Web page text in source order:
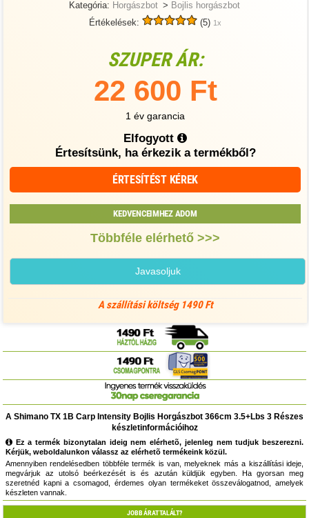
Kategória: Horgászbot > Bojlis horgászbot
Értékelések:
(5) 1x
SZUPER ÁR:
22 600 Ft
1 év garancia
Elfogyott
Értesítsünk, ha érkezik a termékből?
ÉRTESÍTÉST KÉREK
KEDVENCEIMHEZ ADOM
Többféle elérhető >>>
Javasoljuk
A szállítási költség 1490 Ft
A Shimano TX 1B Carp Intensity Bojlis Horgászbot 366cm 3.5+Lbs 3 Részes
készletinformációihoz
Ez a termék bizonytalan ideig nem elérhetõ, jelenleg nem tudjuk beszerezni.
Kérjük, weboldalunkon válassz az elérhetõ termékeink közül.
Amennyiben rendelésedben többféle termék is van, melyeknek más a kiszállítási ideje,
megvárjuk az utolsó beérkezését is és azután küldjük egyben. Ha gyorsan meg
szeretnéd kapni a csomagod, érdemes olyan termékeket összeválogatnod, amelyek
készleten vannak.
JOBB ÁRAT TALÁLT?